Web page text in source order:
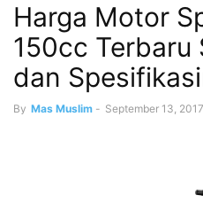
Harga Motor
150cc Terbaru
dan
By Mas Muslim - September 13, 2017